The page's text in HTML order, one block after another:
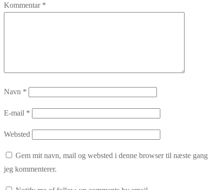
Kommentar *
Navn *
E-mail *
Websted
Gem mit navn, mail og websted i denne browser til næste gang
jeg kommenterer.